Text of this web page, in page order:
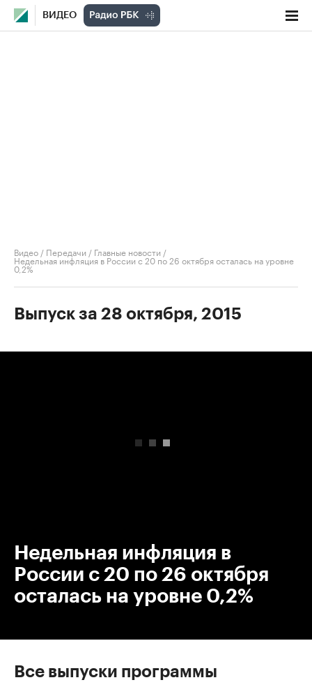
ВИДЕО
Видео / Передачи / Главные новости /
Недельная инфляция в России с 20 по 26 октября осталась на уровне
0,2%
Выпуск за 28 октября, 2015
Недельная инфляция в
России с 20 по 26 октября
осталась на уровне 0,2%
Все выпуски программы